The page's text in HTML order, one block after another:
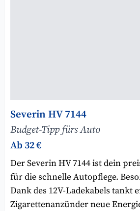
Severin HV 7144
Budget-Tipp fürs Auto
Ab 32 €
Der Severin HV 7144 ist dein
für die schnelle Autopflege.
Dank des 12V-Ladekabels tankt
Zigarettenanzünder neue